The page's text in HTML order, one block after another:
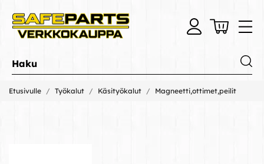
Etusivulle Työkalut Käsityökalut Magneetti,ottimet,peilit